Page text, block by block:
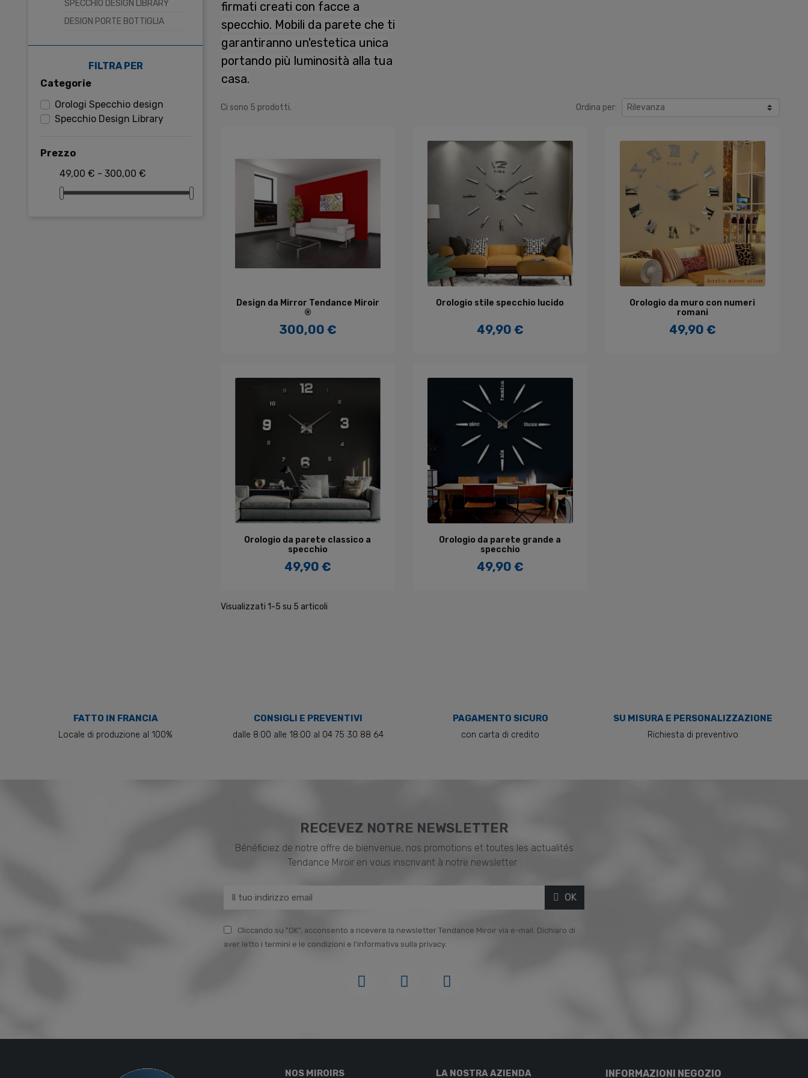
SPECCHIO DESIGN LIBRARY
DESIGN PORTE BOTTIGLIA
FILTRA PER
Categorie
Orologi Specchio design
Specchio Design Library
Prezzo
49,00 € - 300,00 €
firmati creati con facce a
specchio. Mobili da parete che ti
garantiranno un'estetica unica
portando più luminosità alla tua
casa.
Ci sono 5 prodotti. Ordina per:
AGGIUNGI AL CARRELLO
Design da Mirror Tendance Miroir
®
Prezzo
300,00 €
AGGIUNGI AL CARRELLO
Orologio stile specchio lucido
Prezzo
49,90 €
AGGIUNGI AL CARRELLO
Orologio da muro con numeri
romani
Prezzo
49,90 €
AGGIUNGI AL CARRELLO
Orologio da parete classico a
specchio
Prezzo
49,90 €
AGGIUNGI AL CARRELLO
Orologio da parete grande a
specchio
Prezzo
49,90 €
Visualizzati 1-5 su 5 articoli
FATTO IN FRANCIA
Locale di produzione al 100%
CONSIGLI E PREVENTIVI
dalle 8:00 alle 18:00 al 04 75 30 88 64
PAGAMENTO SICURO
con carta di credito
SU MISURA E PERSONALIZZAZIONE
Richiesta di preventivo
RECEVEZ NOTRE NEWSLETTER
Bénéficiez de notre offre de bienvenue, nos promotions et toutes les actualités
Tendance Miroir en vous inscrivant à notre newsletter :
OK
Cliccando su "OK", acconsento a ricevere la newsletter Tendance Miroir via e-mail. Dichiaro di
aver letto i termini e le condizioni e l'informativa sulla privacy.
NOS MIROIRS LA NOSTRA AZIENDA INFORMAZIONI NEGOZIO